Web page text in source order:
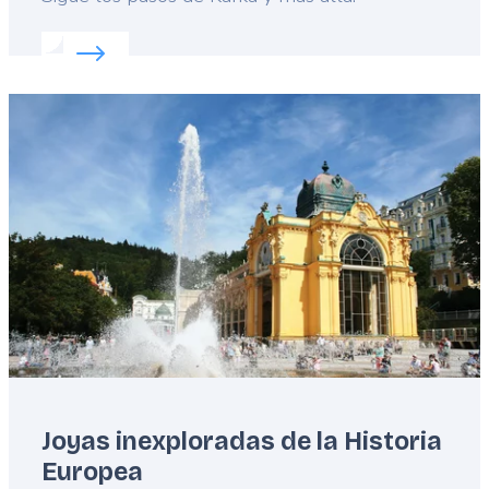
Read more about:
Joyas inexploradas de la Historia
Europea